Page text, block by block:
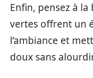
Enfin, pensez à
vertes offrent un
l’ambiance et
doux sans